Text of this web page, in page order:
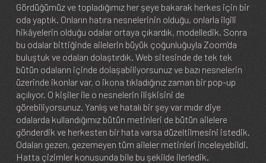
Gördüğümüz ve topladığımız her şeye bakarak herkes için bir
oda yaptık. Onların hatıra nesnelerinin olduğu, onlarla ilgili
hikâyelerin olduğu odalar ortaya çıkardık, modelledik. Sonra
bu odalar bittiğinde ailelerin büyük çoğunluğuyla Zoom'da
buluştuk ve odaları dolaştırdık. Web sitesinde de tek tek
bütün odaların içinde dolaşabiliyorsunuz ve bazı nesnelerin
üzerinde ikonlar var, o ikona tıkladığınız zaman bir pop-up
açılıyor. O kişiler ile o nesnelerin ilişkisini de
görebiliyorsunuz. Yanlış ve hatalı bir şey var mıdır diye
odalarda kullandığımız bütün metinleri de bütün ailelere
gönderdik ve herkesten bir hata varsa düzeltilmesini istedik.
Odaları gezen, gezemeyen tüm aileler metinleri inceleyebildi.
Hatta çizimler konusunda bile bu şekilde ilerledik.